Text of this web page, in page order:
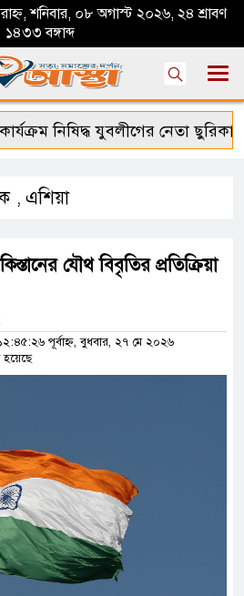
শনিবার, ০৮ অগাস্ট ২০২৬, ২৪ শ্রাবণ
১৪৩৩ বঙ্গাব্দ
নিষিদ্ধ যুবলীগের নেতা
, এশিয়া
যৌথ বিবৃতির প্রতিক্রিয়া
পূর্বাহ্ন, বুধবার, ২৭ মে ২০২৬